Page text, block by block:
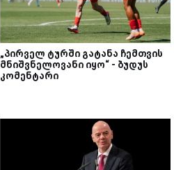
„პირველ ტურში გატანა ჩემთვის
მნიშვნელოვანი იყო“ - ბუდუს
კომენტარი